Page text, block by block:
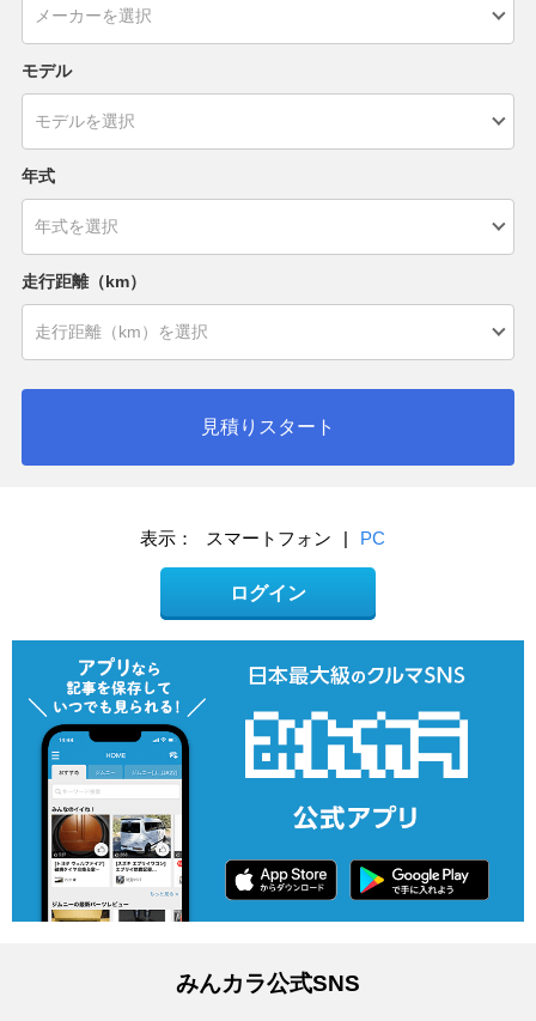
モデル
年式
走行距離（km）
見積りスタート
表示： スマートフォン | PC
ログイン
みんカラ公式SNS